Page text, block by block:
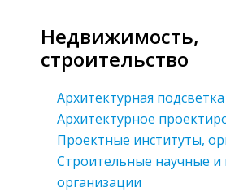
Недвижимость,
строительство
Архитектурная подсветка
Архитектурное
Проектные институты,
Строительные научные и
организации